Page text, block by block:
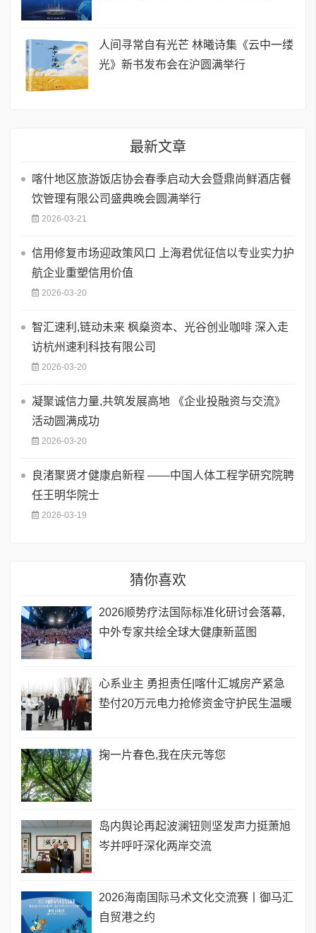
人间寻常自有光芒 林曦诗集《云中一缕
光》新书发布会在沪圆满举行
最新文章
喀什地区旅游饭店协会春季启动大会暨鼎尚鲜酒店餐
饮管理有限公司盛典晚会圆满举行
2026-03-21
信用修复市场迎政策风口 上海君优征信以专业实力护
航企业重塑信用价值
2026-03-20
智汇速利,链动未来 枫燊资本、光谷创业咖啡 深入走
访杭州速利科技有限公司
2026-03-20
凝聚诚信力量,共筑发展高地 《企业投融资与交流》
活动圆满成功
2026-03-20
良渚聚贤才健康启新程 ——中国人体工程学研究院聘
任王明华院士
2026-03-19
猜你喜欢
​2026顺势疗法国际标准化研讨会落幕,
中外专家共绘全球大健康新蓝图
心系业主 勇担责任|喀什汇城房产紧急
垫付20万元电力抢修资金守护民生温暖
掬一片春色,我在庆元等您
岛内舆论再起波澜钮则坚发声力挺萧旭
岑并呼吁深化两岸交流
2026海南国际马术文化交流赛丨御马汇
自贸港之约